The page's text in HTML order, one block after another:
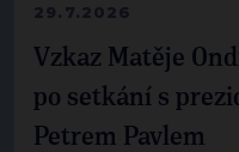
29.7.2026
Vzkaz Matěje
po setkání s
Petrem Pavlem